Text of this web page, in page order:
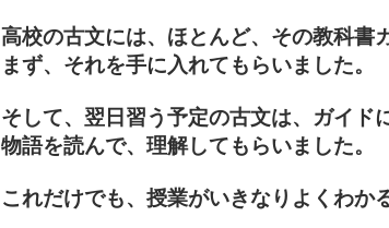
高校の古文には、ほとんど、その教科書
まず、それを手に入れてもらいました。
そして、翌日習う予定の古文は、ガイド
物語を読んで、理解してもらいました。
これだけでも、授業がいきなりよくわか